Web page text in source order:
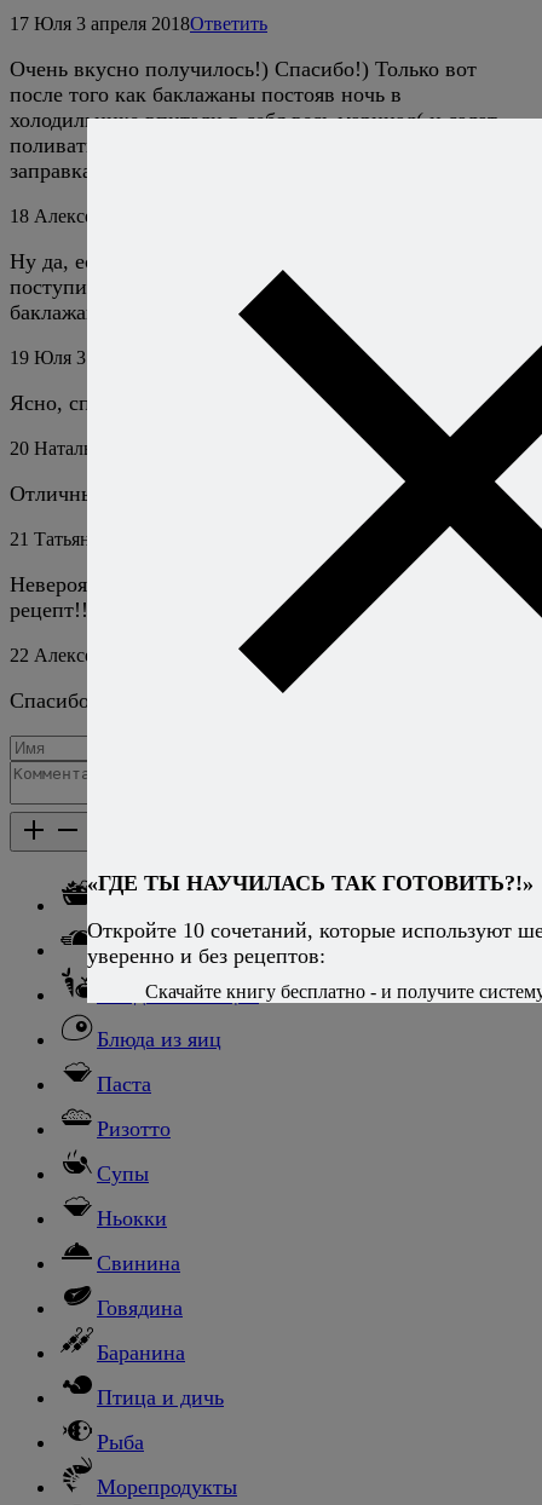
17 Юля 3 апреля 2018Ответить
Очень вкусно получилось!) Спасибо!) Только вот
после того как баклажаны постояв ночь в
холодильнике впитали в себя весь маринад( и салат
поливать было не чем) пришлось делать новую
заправка) но всё равно было очень вкусно)
18 Алексей Онегин
Ну да, есть у баклажанов такое свойство. Но можно
поступить по-простому — слегка выдавить маринад из
баклажанов, и уже его использовать как заправку.
19 Юля 3 апреля 2018
Ясно, спасибо!)
20 Наталья
Отличный салат!
21 Татьяна
Невероятно вкусный салат!!! Спасибо огромное за
рецепт!!!
22 Алексей Онегин 4 апреля 2023 Ответить
Спасибо, рад, что вам понравилось!
Закуски
Блюда из овощей
Блюда из яиц
Паста
Ризотто
Супы
Ньокки
Свинина
Говядина
Баранина
Птица и дичь
Рыба
Морепродукты
«ГДЕ ТЫ НАУЧИЛАСЬ ТАК ГОТОВИТЬ?!»
Откройте 10 сочетаний, которые используют
уверенно и без рецептов:
Скачайте книгу бесплатно - и получите